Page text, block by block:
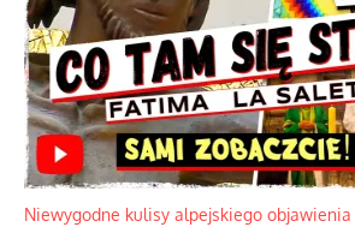
Niewygodne kulisy alpejskiego objawienia